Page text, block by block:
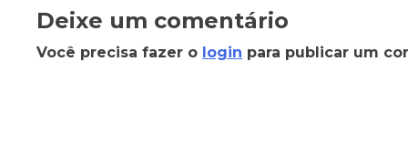
Deixe um comentário
Você precisa fazer o login para publicar um